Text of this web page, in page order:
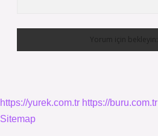
https://yurek.com.tr https://buru.com.tr
Sitemap